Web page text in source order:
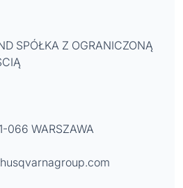
SPÓŁKA Z OGRANICZONĄ
066 WARSZAWA